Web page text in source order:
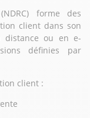
forme des
client dans son
distance ou en e-
définies par
client :